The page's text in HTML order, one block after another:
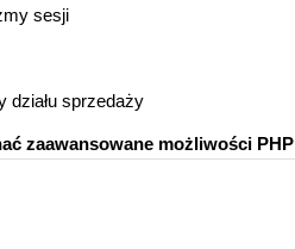
sesji
działu sprzedaży
zaawansowane możliwości